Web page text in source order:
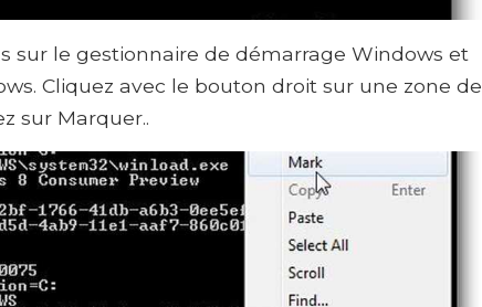
sur le gestionnaire de démarrage Windows et
Cliquez avec le bouton droit sur une zone de
sur Marquer..